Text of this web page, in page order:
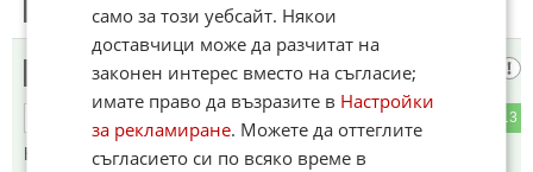
Този коментар е премахнат от модератор.
Българин
13
Не те заболя, нали ! Цензурист гаден!
само за този уебсайт. Някои
доставчици може да разчитат на
законен интерес вместо на съгласие;
имате право да възразите в Настройки
за рекламиране. Можете да оттеглите
съгласието си по всяко време в